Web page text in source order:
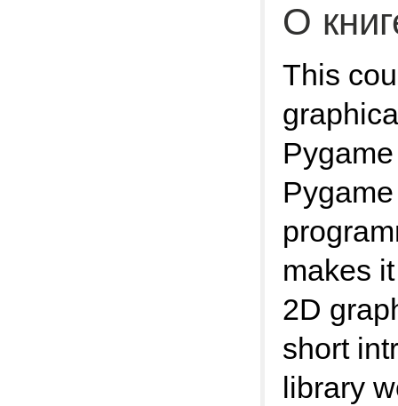
О
This
makes
2D
short
library